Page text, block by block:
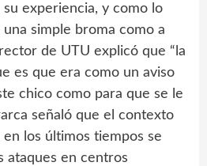
experiencia, y como lo
simple broma como a
de UTU explicó que “la
es que era como un aviso
chico como para que se le
señaló que el contexto
los últimos tiempos se
ataques en centros